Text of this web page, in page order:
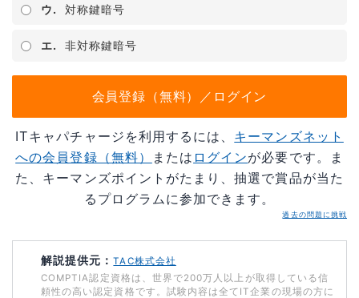
ウ. 対称鍵暗号
エ. 非対称鍵暗号
会員登録（無料）／ログイン
ITキャパチャージを利用するには、 キーマンズネット
への会員登録（無料）
または ログインが必要です。ま
た、キーマンズポイントがたまり、抽選で賞品が当た
るプログラムに参加できます。
過去の問題に挑戦
解説提供元：TAC株式会社
COMPTIA認定資格は、世界で200万人以上が取得している信
頼性の高い認定資格です。試験内容は全てIT企業の現場の方に